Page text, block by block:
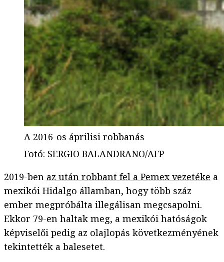
A 2016-os áprilisi robbanás
Fotó: SERGIO BALANDRANO/AFP
2019-ben az után robbant fel a Pemex vezetéke a
mexikói Hidalgo államban, hogy több száz
ember megpróbálta illegálisan megcsapolni.
Ekkor 79-en haltak meg, a mexikói hatóságok
képviselői pedig az olajlopás következményének
tekintették a balesetet.